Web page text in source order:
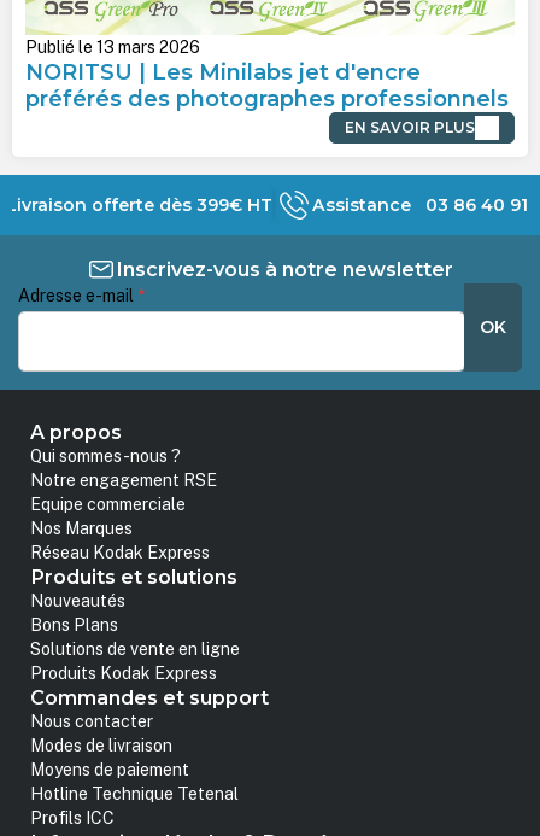
Publié le 13 mars 2026
NORITSU | Les Minilabs jet d'encre
préférés des photographes professionnels
EN SAVOIR PLUS
Livraison offerte dès 399€ HT Assistance 03 86 40 91
Inscrivez-vous à notre newsletter
Adresse e-mail *
OK
A propos
Qui sommes-nous ?
Notre engagement RSE
Equipe commerciale
Nos Marques
Réseau Kodak Express
Produits et solutions
Nouveautés
Bons Plans
Solutions de vente en ligne
Produits Kodak Express
Commandes et support
Nous contacter
Modes de livraison
Moyens de paiement
Hotline Technique Tetenal
Profils ICC